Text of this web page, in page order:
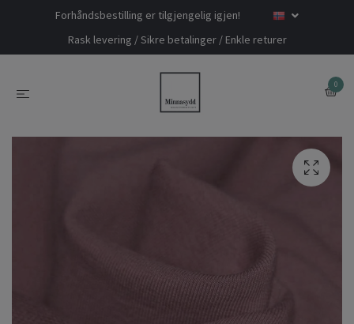
Forhåndsbestilling er tilgjengelig igjen!
Rask levering / Sikre betalinger / Enkle returer
0